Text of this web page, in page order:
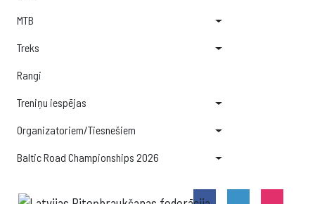
MTB
Treks
Rangi
Treniņu iespējas
Organizatoriem/Tiesnešiem
Baltic Road Championships 2026